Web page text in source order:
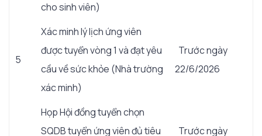
cho sinh viên)
5
Xác minh lý lịch ứng viên
được tuyển vòng 1 và đạt yêu
cầu về sức khỏe (Nhà trường
xác minh)
Trước ngày
22/6/2026
Họp Hội đồng tuyển chọn
SQDB tuyển ứng viên đủ tiêu
Trước ngày